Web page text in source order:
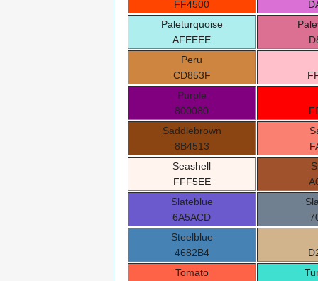
FF4500
Paleturquoise
AFEEEE
Peru
CD853F
Purple
800080
Saddlebrown
8B4513
Seashell
FFF5EE
Slateblue
6A5ACD
Steelblue
4682B4
Tomato